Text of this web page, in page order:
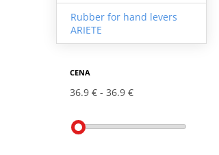
Rubber for hand levers
ARIETE
CENA
36.9 € 36.9 €